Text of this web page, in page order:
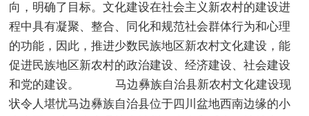
向，明确了目标。文化建设在社会主义新农村的建设进
程中具有凝聚、整合、同化和规范社会群体行为和心理
的功能，因此，推进少数民族地区新农村文化建设，能
促进民族地区新农村的政治建设、经济建设、社会建设
和党的建设。 马边彝族自治县新农村文化建设现
状令人堪忧马边彝族自治县位于四川盆地西南边缘的小